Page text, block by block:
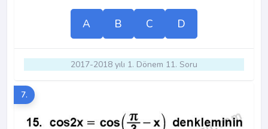
A B C D
2017-2018 yılı 1. Dönem 11. Soru
7.